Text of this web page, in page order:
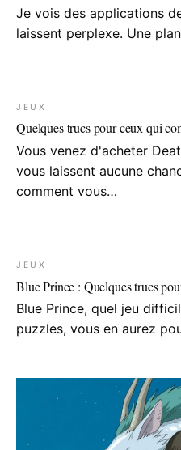
Je vois des applications
laissent perplexe. Une
JEUX
Quelques trucs pour ceux qui
Vous venez d'acheter
vous laissent aucune
comment vous…
JEUX
Blue Prince : Quelques trucs
Blue Prince, quel jeu
puzzles, vous en aurez